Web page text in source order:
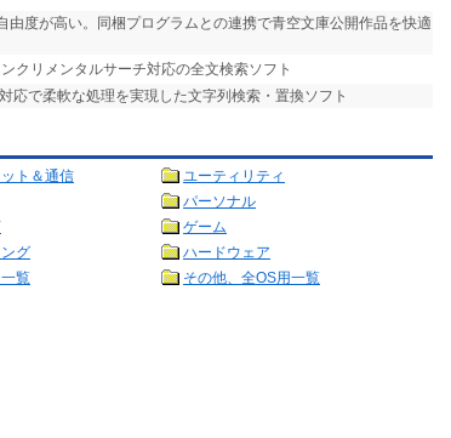
由度が高い。同梱プログラムとの連携で青空文庫公開作品を快適
クリメンタルサーチ対応の全文検索ソフト
応で柔軟な処理を実現した文字列検索・置換ソフト
ト＆通信
ユーティリティ
パーソナル
ゲーム
グ
ハードウェア
覧 その他、全OS用一覧